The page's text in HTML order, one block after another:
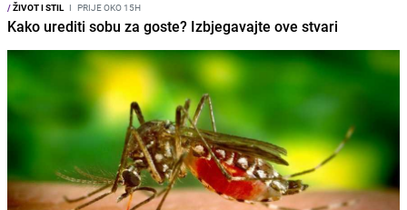
/ŽIVOT I STIL I PRIJE OKO 15H
Kako urediti sobu za goste? Izbjegavajte ove stvari